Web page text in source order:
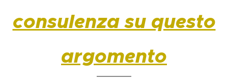
consulenza su questo
argomento